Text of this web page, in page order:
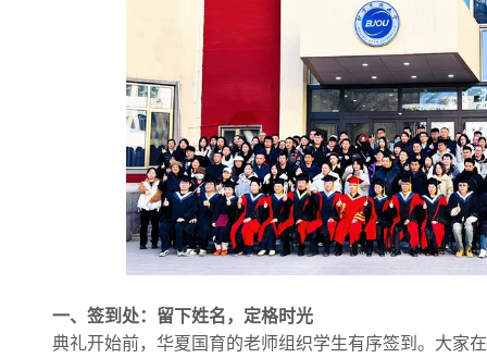
一、签到处：留下姓名，定格时光
典礼开始前，华夏国育的老师组织学生有序签到。大家